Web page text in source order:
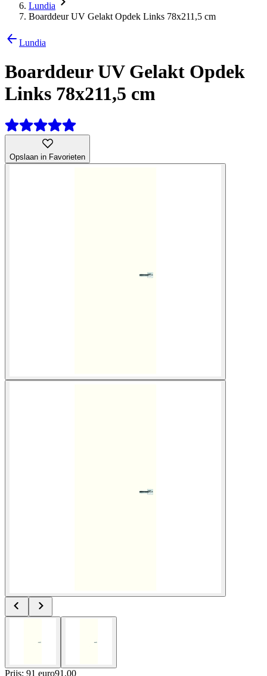
Lundia
Boarddeur UV Gelakt Opdek Links 78x211,5 cm
Lundia
Boarddeur UV Gelakt Opdek
Links 78x211,5 cm
Opslaan in Favorieten
Prijs: 91 euro91 .00